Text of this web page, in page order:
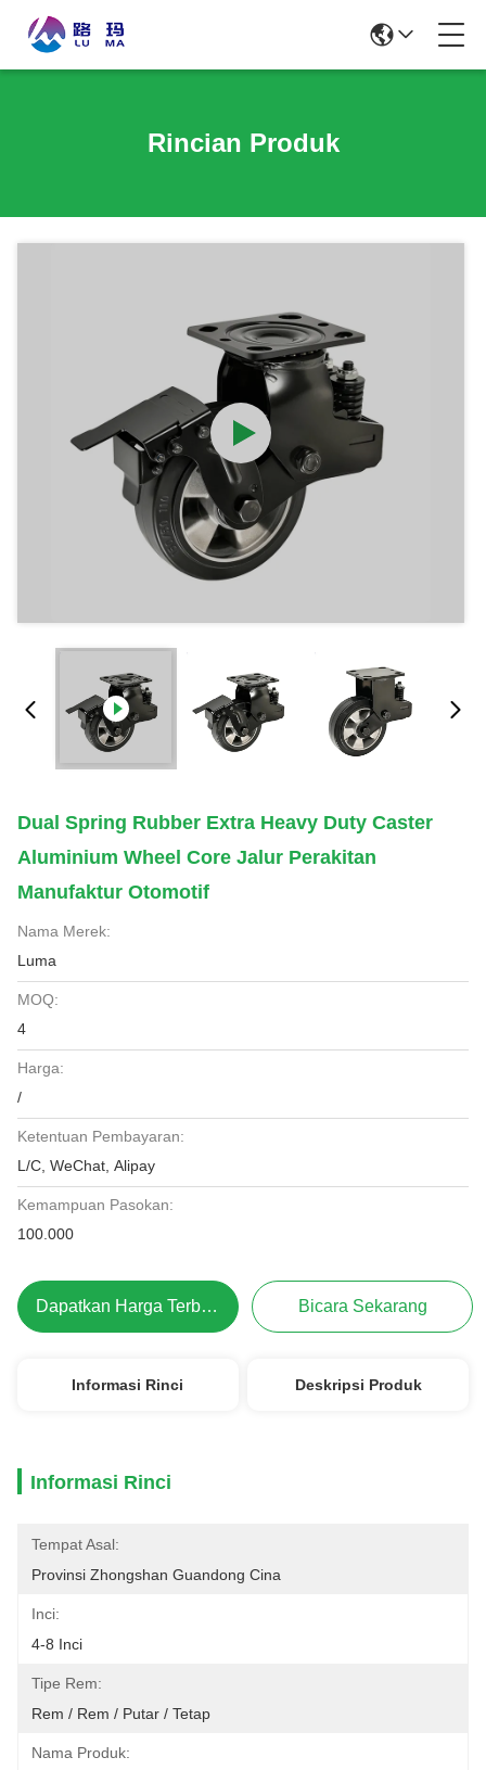
Rincian Produk
Dual Spring Rubber Extra Heavy Duty Caster
Aluminium Wheel Core Jalur Perakitan
Manufaktur Otomotif
Nama Merek:
Luma
MOQ:
4
Harga:
/
Ketentuan Pembayaran:
L/C, WeChat, Alipay
Kemampuan Pasokan:
100.000
Dapatkan Harga Terbaik Bicara Sekarang
Informasi Rinci Deskripsi Produk
Informasi Rinci
Tempat Asal:
Provinsi Zhongshan Guandong Cina
Inci:
4-8 Inci
Tipe Rem:
Rem / Rem / Putar / Tetap
Nama Produk: